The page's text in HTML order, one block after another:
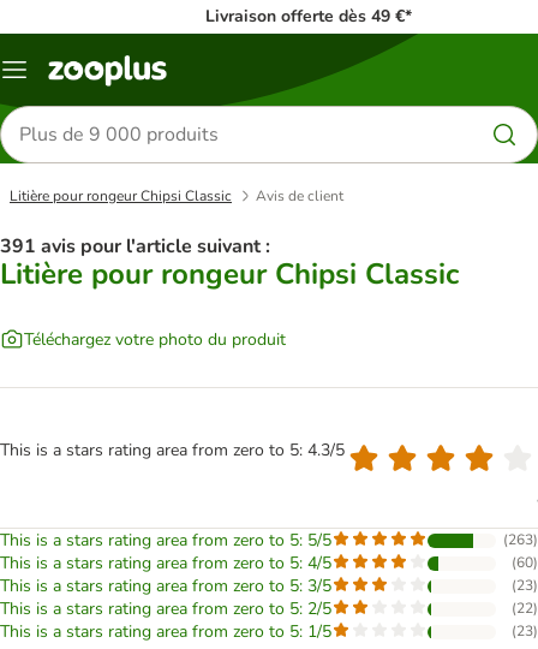
Livraison offerte dès 49 €*
Menu
Rechercher
des
produits
Litière pour rongeur Chipsi Classic Avis de client
391 avis pour l'article suivant :
Litière pour rongeur Chipsi Classic
Téléchargez votre photo du produit
This is a stars rating area from zero to 5: 4.3/5
This is a stars rating area from zero to 5: 5/5 (263)
This is a stars rating area from zero to 5: 4/5 (60)
This is a stars rating area from zero to 5: 3/5 (23)
This is a stars rating area from zero to 5: 2/5 (22)
This is a stars rating area from zero to 5: 1/5 (23)